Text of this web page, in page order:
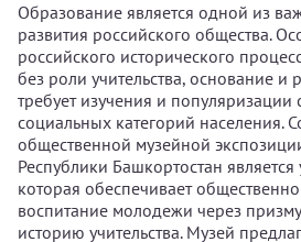
Образование является одной из
развития российского общества.
российского исторического
без роли учительства, основание и
требует изучения и
социальных категорий населения.
общественной музейной
Республики Башкортостан
которая обеспечивает
воспитание молодежи через
историю учительства. Музей